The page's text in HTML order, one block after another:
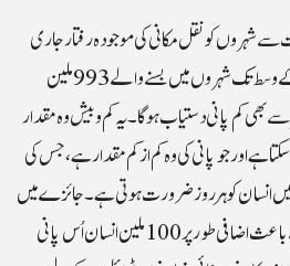
شہروں کو نقل مکانی کی موجودہ رفتار جاری
رہنے کی صورت میں رواں صدی کے وسط تک شہروں میں بسنے والے 993 ملین
کو روزانہ فی کس 100 لیٹر سے بھی کم پانی دستیاب ہوگا۔ یہ کم و بیش وہ مقدار
اور جو پانی کی وہ کم از کم مقدار ہے، جس کی
کو ہر روز ضرورت ہوتی ہے۔ جائزے میں
کہا گیا ہے کہ موسمیاتی تبدیلیوں کے باعث اضافی طور پر 100 ملین انسان اُس پانی